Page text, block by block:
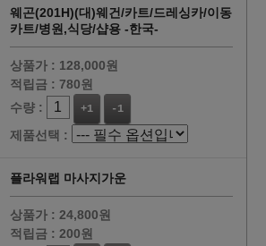
웨곤(201H)(대)웨건/카트/드레싱카/이동
카트/병원,식당/샵용 -한국-
상품가 : 128,000원
적립금 : 780원
수량 :
+1 -1
제품선택 :
플라워랩 마사지가운
상품가 : 24,800원
적립금 : 200원